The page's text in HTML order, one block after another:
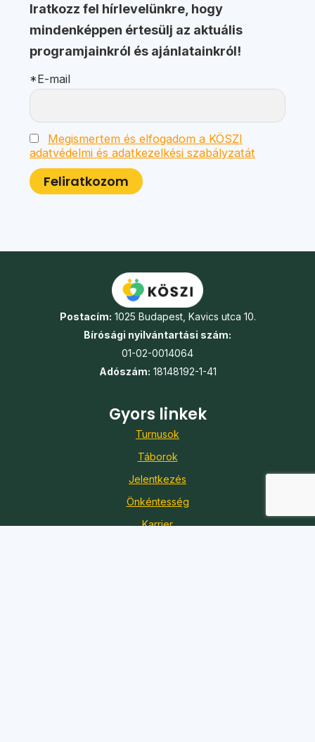
Iratkozz fel hírlevelünkre, hogy
mindenképpen értesülj az aktuális
programjainkról és ajánlatainkról!
*E-mail
Megismertem és elfogadom a KÖSZI
adatvédelmi és adatkezelkési szabályzatát
Postacím: 1025 Budapest, Kavics utca 10.
Bírósági nyilvántartási szám:
01-02-0014064
Adószám: 18148192-1-41
Gyors linkek
Turnusok
Táborok
Jelentkezés
Önkéntesség
Karrier